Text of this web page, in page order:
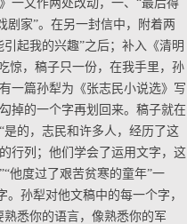
一文作两处改动，一、“最后得
家”。在另一封信中，附着两
起我的兴趣”之后；补入《清明
惊，稿子只一份，在我手里，孙
一篇孙犁为《张志民小说选》写
掉的一个字再划回来。稿子就在
的，志民和许多人，经历了这
行列；他们学会了运用文字，这
他度过了艰苦贫寒的童年”一
孙犁对他文稿中的每一个字，
悉你的语言，像熟悉你的军